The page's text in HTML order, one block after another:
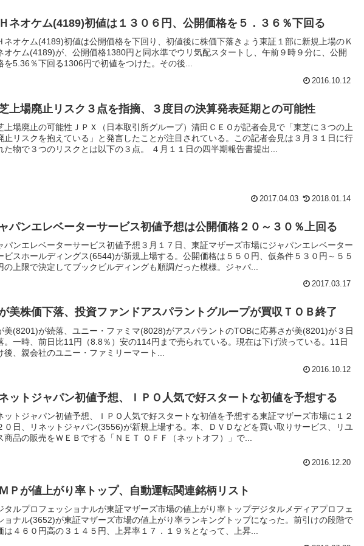
ネオケム(4189)初値は１３０６円、公開価格を５．３６％下回る
ネオケム(4189)初値は公開価格を下回り、初値後に株価下落きょう東証１部に新規上場のＫ
オケム(4189)が、公開価格1380円と同水準でウリ気配スタートし、午前９時９分に、公開
を5.36％下回る1306円で初値をつけた。その後...
2016.10.12
上場廃止リスク３点を指摘、３度目の決算発表延期との可能性
上場廃止の可能性ＪＰＸ（日本取引所グループ）清田ＣＥＯが記者会見で「東芝に３つの上
止リスクを抱えている」と発言したことが注目されている。この記者会見は３月３１日に行
た物で３つのリスクとは以下の３点。 ４月１１日の四半期報告書提出...
2017.04.03 2018.01.14
パンエレベーターサービス初値予想は公開価格２０～３０％上回る
パンエレベーターサービス初値予想３月１７日、東証マザーズ市場にジャパンエレベーター
ビスホールディングス(6544)が新規上場する。公開価格は５５０円、仮条件５３０円～５５
の上限で決定してブックビルディングも順調だった模様。ジャパ...
2017.03.17
美株価下落、投資ファンドアスパラントグループが買収ＴＯＢ終了
美(8201)が続落、ユニー・ファミマ(8028)がアスパラントのTOBに応募さが美(8201)が３日
。一時、前日比11円（8.8％）安の114円まで売られている。現在は下げ渋っている。11日
後、親会社のユニー・ファミリーマート...
2016.10.12
ットジャパン初値予想、ＩＰＯ人気で好スタートな初値を予想する
ットジャパン初値予想、ＩＰＯ人気で好スタートな初値を予想する東証マザーズ市場に１２
０日、リネットジャパン(3556)が新規上場する。本、ＤＶＤなどを買い取りサービス、リユ
商品の販売をＷＥＢでする「ＮＥＴ ＯＦＦ（ネットオフ）」で...
2016.12.20
Ｐが値上がり率トップ、自動運転関連銘柄リスト
タルプロフェッショナルが東証マザーズ市場の値上がり率トップデジタルメディアプロフェ
ョナル(3652)が東証マザーズ市場の値上がり率ランキングトップになった。前引けの段階で
は４６０円高の３１４５円、上昇率１７．１９％となって、上昇...